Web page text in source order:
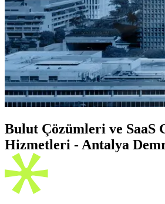
Bulut Çözümleri ve SaaS
Hizmetleri - Antalya